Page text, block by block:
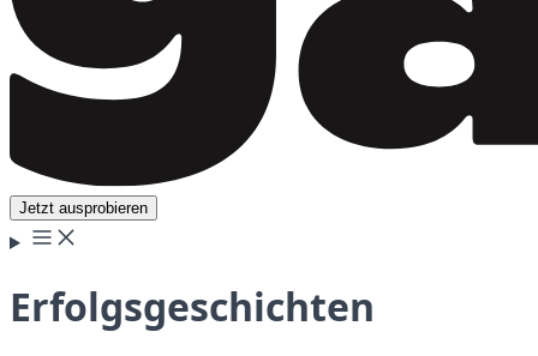
Jetzt ausprobieren
Erfolgsgeschichten